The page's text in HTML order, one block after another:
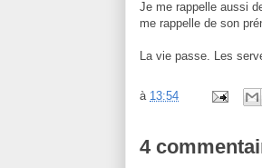
Je me rappelle aussi
me rappelle de son
La vie passe. Les
à 13:54
4